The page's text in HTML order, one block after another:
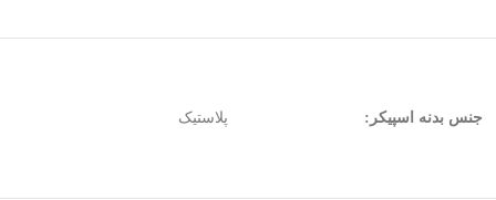
جنس بدنه اسپیکر: پلاستیک